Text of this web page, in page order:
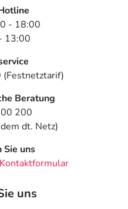
- 18:00
13:00
Beratung
200
dt. Netz)
Sie uns
Kontaktformular
uns